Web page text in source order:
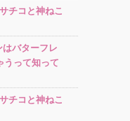
チコと神ねこ
バターフレ
うって知って
チコと神ねこ